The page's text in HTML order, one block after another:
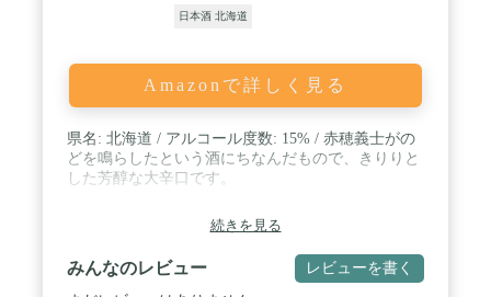
日本酒 北海道
Amazonで詳しく見る
県名: 北海道 / アルコール度数: 15% / 赤穂義士がの
どを鳴らしたという酒にちなんだもので、きりりと
した芳醇な大辛口です。
続きを見る
みんなのレビュー レビューを書く